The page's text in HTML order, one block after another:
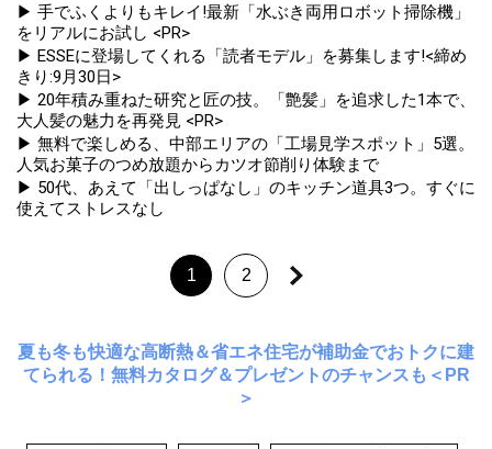
▶ 手でふくよりもキレイ!最新「水ぶき両用ロボット掃除機」
をリアルにお試し <PR>
▶ ESSEに登場してくれる「読者モデル」を募集します!<締め
きり:9月30日>
▶ 20年積み重ねた研究と匠の技。「艶髪」を追求した1本で、
大人髪の魅力を再発見 <PR>
▶ 無料で楽しめる、中部エリアの「工場見学スポット」5選。
人気お菓子のつめ放題からカツオ節削り体験まで
▶ 50代、あえて「出しっぱなし」のキッチン道具3つ。すぐに
使えてストレスなし
1 2
夏も冬も快適な高断熱＆省エネ住宅が補助金でおトクに建
てられる！無料カタログ＆プレゼントのチャンスも＜PR
＞